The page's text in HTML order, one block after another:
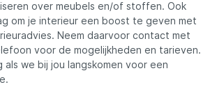
over meubels en/of stoffen. Ook
om je interieur een boost te geven met
Neem daarvoor contact met
voor de mogelijkheden en tarieven.
als we bij jou langskomen voor een